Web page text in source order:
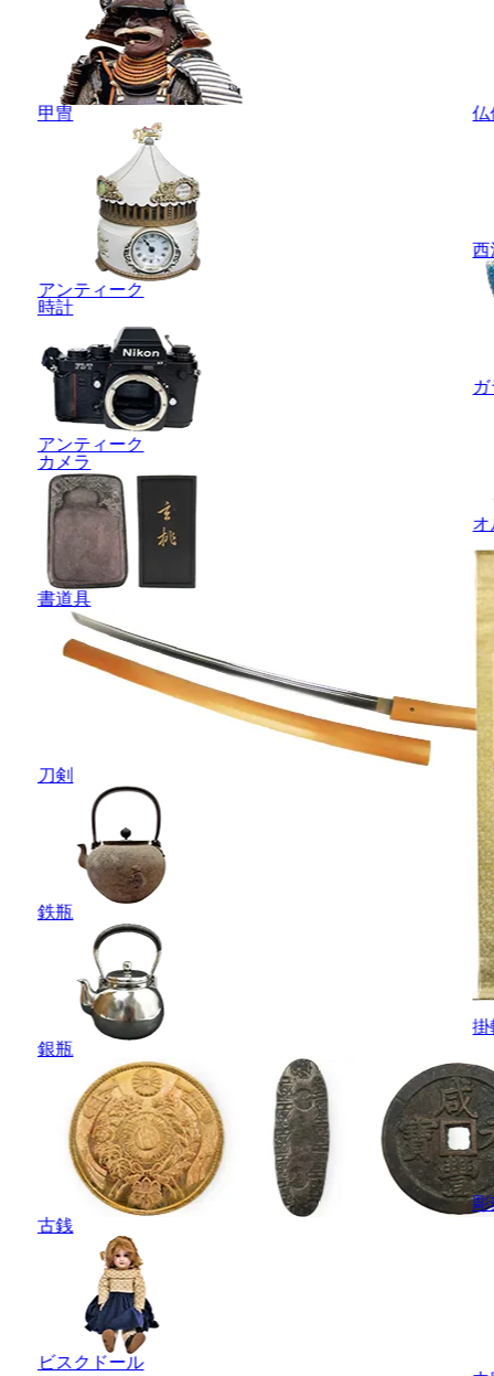
甲冑
アンティーク
時計
アンティーク
カメラ
書道具
刀剣
鉄瓶
銀瓶
古銭
ビスクドール
仏
西
オ
掛
彫